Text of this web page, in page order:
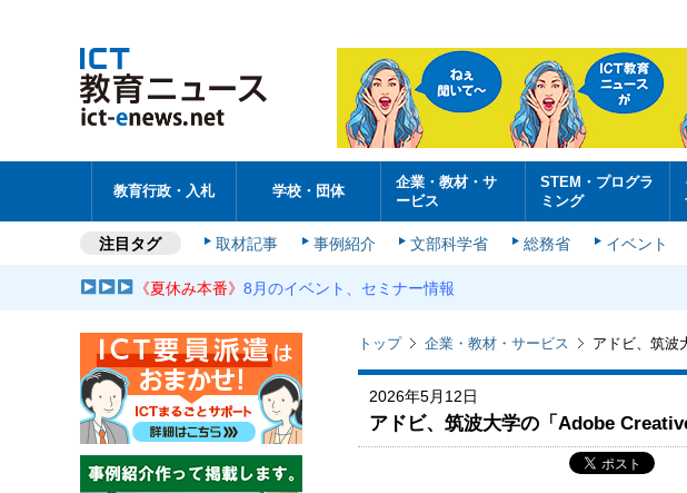
教育行政・入札 学校・団体
企業・教材・サ
ービス
STEM・プログラ
ミング
注目タグ 取材記事 事例紹介 文部科学省 総務省 イベント
《夏休み本番》8月のイベント、セミナー情報
トップ 企業・教材・サービス アドビ、筑波
2026年5月12日
アドビ、筑波大学の「Adobe